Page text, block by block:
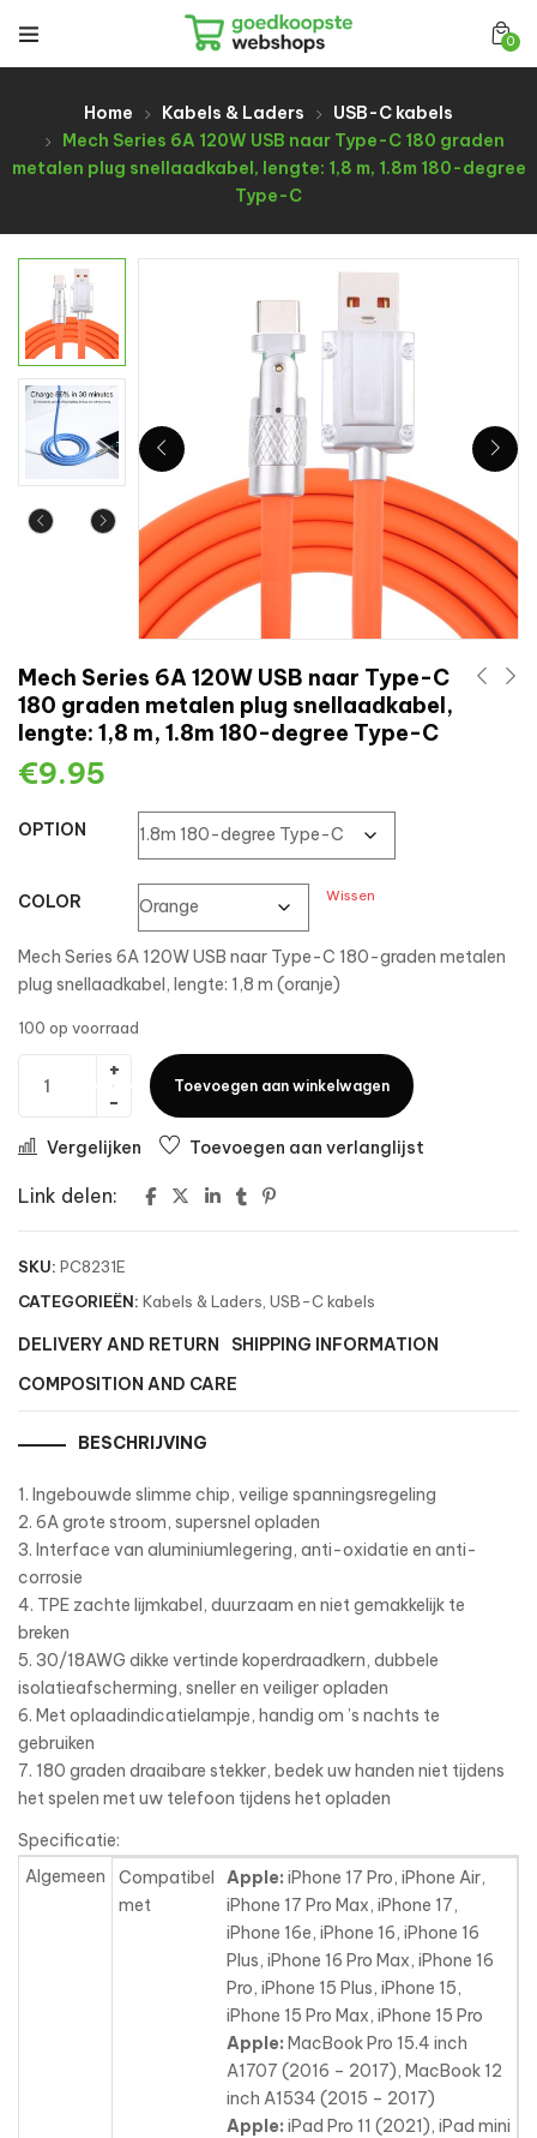
0
Home Kabels & Laders
USB-C kabels
Mech Series 6A 120W USB naar Type-C 180 graden
metalen plug snellaadkabel, lengte: 1,8 m, 1.8m 180-degree
Type-C
Mech Series 6A 120W USB naar Type-C
180 graden metalen plug snellaadkabel,
lengte: 1,8 m, 1.8m 180-degree Type-C
€9.95
OPTION
COLOR Wissen
Mech Series 6A 120W USB naar Type-C 180-graden metalen
plug snellaadkabel, lengte: 1,8 m (oranje)
100 op voorraad
Toevoegen aan winkelwagen
Vergelijken Toevoegen aan verlanglijst
Link delen:
SKU: PC8231E
CATEGORIEËN: Kabels & Laders USB-C kabels
DELIVERY AND RETURN
SHIPPING INFORMATION
COMPOSITION AND CARE
BESCHRIJVING
1. Ingebouwde slimme chip, veilige spanningsregeling
2. 6A grote stroom, supersnel opladen
3. Interface van aluminiumlegering, anti-oxidatie en anti-
corrosie
4. TPE zachte lijmkabel, duurzaam en niet gemakkelijk te
breken
5. 30/18AWG dikke vertinde koperdraadkern, dubbele
isolatieafscherming, sneller en veiliger opladen
6. Met oplaadindicatielampje, handig om ’s nachts te
gebruiken
7. 180 graden draaibare stekker, bedek uw handen niet tijdens
het spelen met uw telefoon tijdens het opladen
Specificatie:
Algemeen
Compatibel
met
Apple: iPhone 17 Pro, iPhone Air,
iPhone 17 Pro Max, iPhone 17,
iPhone 16e, iPhone 16, iPhone 16
Plus, iPhone 16 Pro Max, iPhone 16
Pro, iPhone 15 Plus, iPhone 15,
iPhone 15 Pro Max, iPhone 15 Pro
Apple: MacBook Pro 15.4 inch
A1707 (2016 – 2017), MacBook 12
inch A1534 (2015 – 2017)
Apple: iPad Pro 11 (2021), iPad mini